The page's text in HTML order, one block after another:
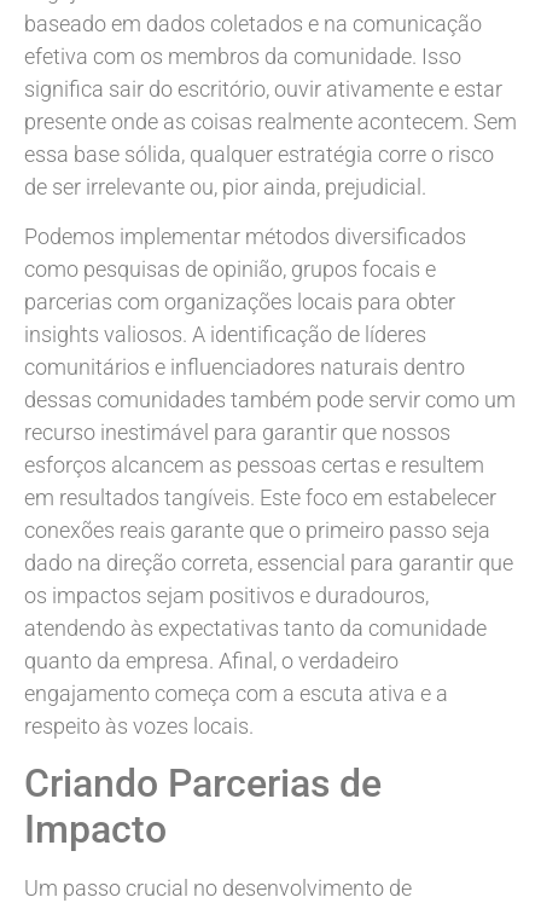
baseado em dados coletados e na comunicação
efetiva com os membros da comunidade. Isso
significa sair do escritório, ouvir ativamente e estar
presente onde as coisas realmente acontecem. Sem
essa base sólida, qualquer estratégia corre o risco
de ser irrelevante ou, pior ainda, prejudicial.
Podemos implementar métodos diversificados
como pesquisas de opinião, grupos focais e
parcerias com organizações locais para obter
insights valiosos. A identificação de líderes
comunitários e influenciadores naturais dentro
dessas comunidades também pode servir como um
recurso inestimável para garantir que nossos
esforços alcancem as pessoas certas e resultem
em resultados tangíveis. Este foco em estabelecer
conexões reais garante que o primeiro passo seja
dado na direção correta, essencial para garantir que
os impactos sejam positivos e duradouros,
atendendo às expectativas tanto da comunidade
quanto da empresa. Afinal, o verdadeiro
engajamento começa com a escuta ativa e a
respeito às vozes locais.
Criando Parcerias de
Impacto
Um passo crucial no desenvolvimento de